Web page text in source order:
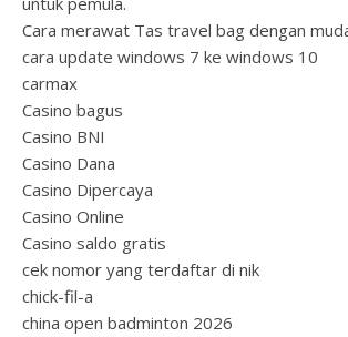
Cara merawat Tas travel bag dengan
cara update windows 7 ke windows 10
carmax
Casino bagus
Casino BNI
Casino Dana
Casino Dipercaya
Casino Online
Casino saldo gratis
cek nomor yang terdaftar di nik
chick-fil-a
china open badminton 2026